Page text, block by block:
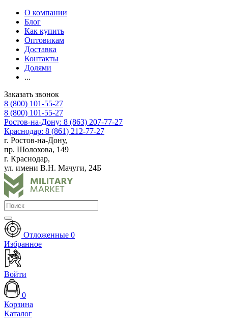
О компании
Блог
Как купить
Оптовикам
Доставка
Контакты
Долями
...
Заказать звонок
8 (800) 101-55-27
8 (800) 101-55-27
Ростов-на-Дону: 8 (863) 207-77-27
Краснодар: 8 (861) 212-77-27
г. Ростов-на-Дону,
пр. Шолохова, 149
г. Краснодар,
ул. имени В.Н. Мачуги, 24Б
Отложенные 0
Избранное
Войти
0
Корзина
Каталог